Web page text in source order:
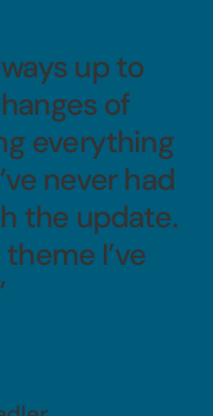
up to
of
everything
never had
the update.
I’ve